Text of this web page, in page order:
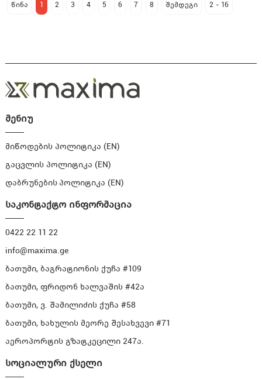
წინა 1 2 3 4 5 6 7 8 შემდეგი 2 - 16
მენიუ
მიწოდების პოლიტიკა (EN)
გაცვლის პოლიტიკა (EN)
დაბრუნების პოლიტიკა (EN)
საკონტაქტო ინფორმაცია
0422 22 11 22
info@maxima.ge
ბათუმი, ბაგრატიონის ქუჩა #109
ბათუმი, ფრიდონ ხალვაშის #42ა
ბათუმი, ვ. შამილიძის ქუჩა #58
ბათუმი, ხახულის მეორე შესახვევი #71
აეროპორტის გზატკეცილი 247ა.
სოციალური ქსელი